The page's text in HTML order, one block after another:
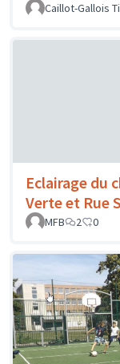
Caillot-Gallois
Eclairage du
Verte et Rue
MFB
2 0